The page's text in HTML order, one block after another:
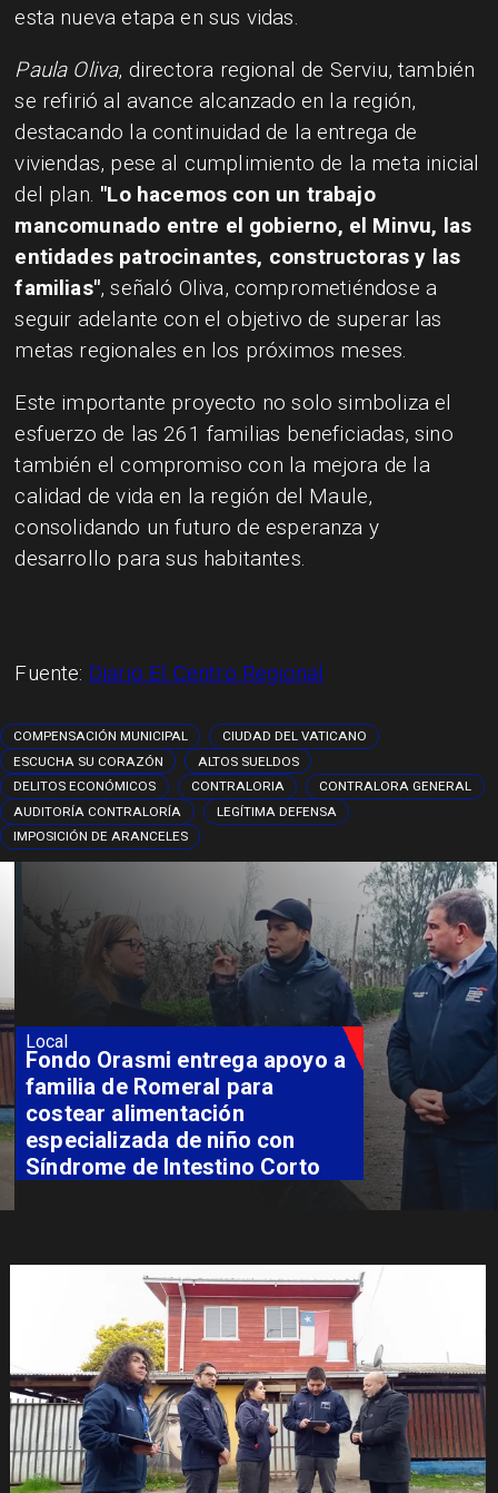
esta nueva etapa en sus vidas.
Paula Oliva, directora regional de Serviu, también
se refirió al avance alcanzado en la región,
destacando la continuidad de la entrega de
viviendas, pese al cumplimiento de la meta inicial
del plan. "Lo hacemos con un trabajo
mancomunado entre el gobierno, el Minvu, las
entidades patrocinantes, constructoras y las
familias", señaló Oliva, comprometiéndose a
seguir adelante con el objetivo de superar las
metas regionales en los próximos meses.
Este importante proyecto no solo simboliza el
esfuerzo de las 261 familias beneficiadas, sino
también el compromiso con la mejora de la
calidad de vida en la región del Maule,
consolidando un futuro de esperanza y
desarrollo para sus habitantes.
Fuente: Diario El Centro Regional
COMPENSACIÓN MUNICIPAL
CIUDAD DEL VATICANO
ESCUCHA SU CORAZÓN
ALTOS SUELDOS
DELITOS ECONÓMICOS
CONTRALORIA
CONTRALORA GENERAL
AUDITORÍA CONTRALORÍA
LEGÍTIMA DEFENSA
IMPOSICIÓN DE ARANCELES
Local
Fondo Orasmi entrega apoyo a
familia de Romeral para
costear alimentación
especializada de niño con
Síndrome de Intestino Corto